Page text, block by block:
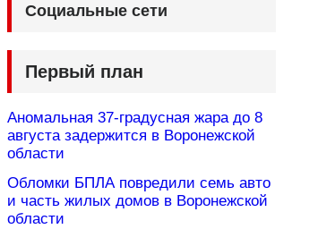
Социальные сети
Первый план
Аномальная 37-градусная жара до 8
августа задержится в Воронежской
области
Обломки БПЛА повредили семь авто
и часть жилых домов в Воронежской
области